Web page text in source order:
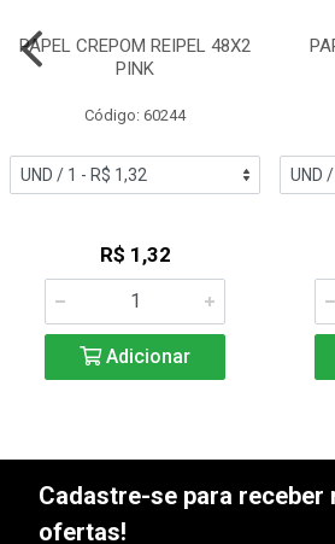
PAPEL CREPOM REIPEL 48X2
PINK
Código: 60244
R$ 1,32
Adicionar
Cadastre-se para receber
ofertas!